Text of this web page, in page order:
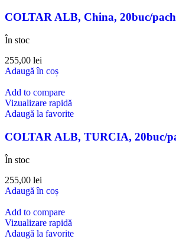
COLTAR ALB, China, 20buc/
În stoc
255,00 lei
Adaugă în coș
Add to compare
Vizualizare rapidă
Adaugă la favorite
COLTAR ALB, TURCIA, 20buc/
În stoc
255,00 lei
Adaugă în coș
Add to compare
Vizualizare rapidă
Adaugă la favorite